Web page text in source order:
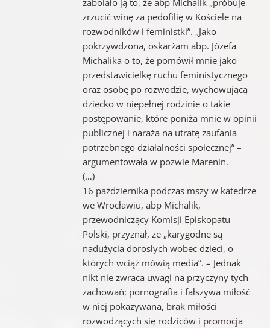
zrzucić winę za pedofilię w Kościele na
rozwodników i feministki”. „Jako
pokrzywdzona, oskarżam abp. Józefa
Michalika o to, że pomówił mnie jako
przedstawicielkę ruchu feministycznego
oraz osobę po rozwodzie, wychowującą
dziecko w niepełnej rodzinie o takie
postępowanie, które poniża mnie w opinii
publicznej i naraża na utratę zaufania
potrzebnego działalności społecznej” –
argumentowała w pozwie Marenin.
(…)
16 października podczas mszy w katedrze
we Wrocławiu, abp Michalik,
przewodniczący Komisji Episkopatu
Polski, przyznał, że „karygodne są
nadużycia dorosłych wobec dzieci, o
których wciąż mówią media”. – Jednak
nikt nie zwraca uwagi na przyczyny tych
zachowań: pornografia i fałszywa miłość
w niej pokazywana, brak miłości
rozwodzących się rodziców i promocja